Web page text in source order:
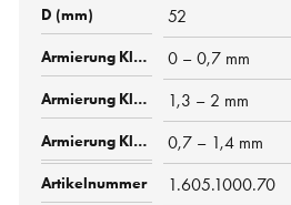
52
0 – 0,7 mm
1,3 – 2 mm
0,7 – 1,4 mm
1.605.1000.70